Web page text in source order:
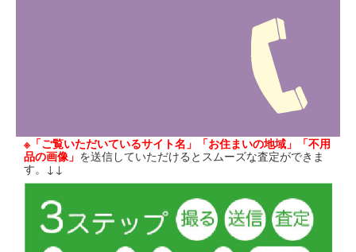
※「ご覧いただいているサイト名」「お住まいの地域」「不用
品の画像」 を送信していただけるとスムーズな査定ができま
す。↓↓